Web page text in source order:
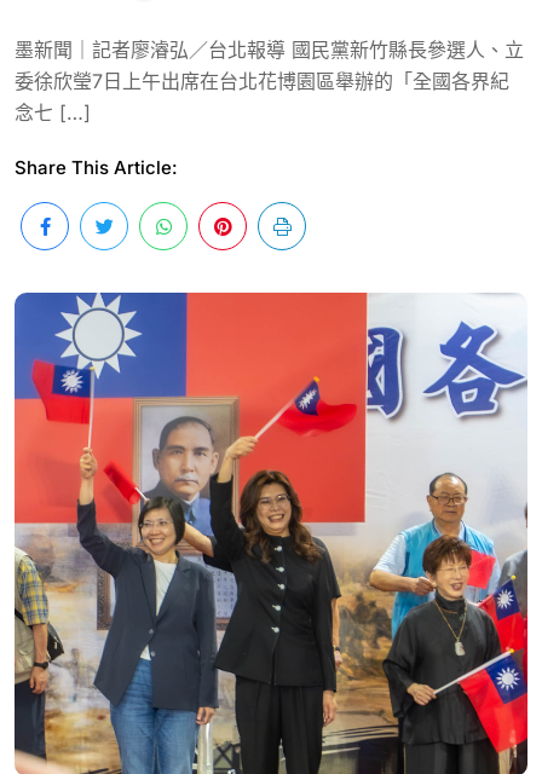
墨新聞｜記者廖濬弘／台北報導 國民黨新竹縣長參選人、立
委徐欣瑩7日上午出席在台北花博園區舉辦的「全國各界紀
念七 […]
Share This Article: